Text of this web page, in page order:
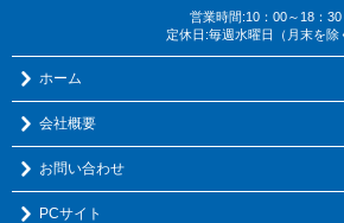
営業時間:10：00～18：30
定休日:毎週水曜日（月末を除
ホーム
会社概要
お問い合わせ
PCサイト